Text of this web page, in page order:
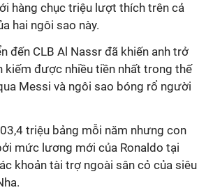
hàng chục triệu lượt thích trên cả
hai ngôi sao này.
đến CLB Al Nassr đã khiến anh trở
kiếm được nhiều tiền nhất trong thế
Messi và ngôi sao bóng rổ người
triệu bảng mỗi năm nhưng con
mức lương mới của Ronaldo tại
khoản tài trợ ngoài sân cỏ của siêu